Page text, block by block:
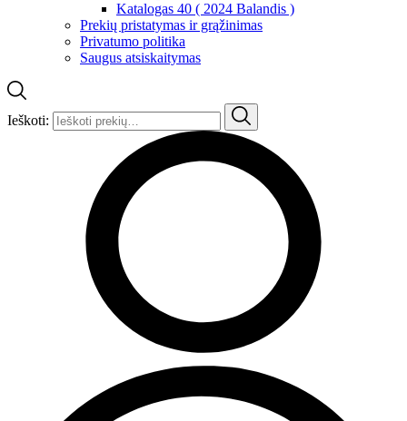
Katalogas 40 ( 2024 Balandis )
Prekių pristatymas ir grąžinimas
Privatumo politika
Saugus atsiskaitymas
Ieškoti: